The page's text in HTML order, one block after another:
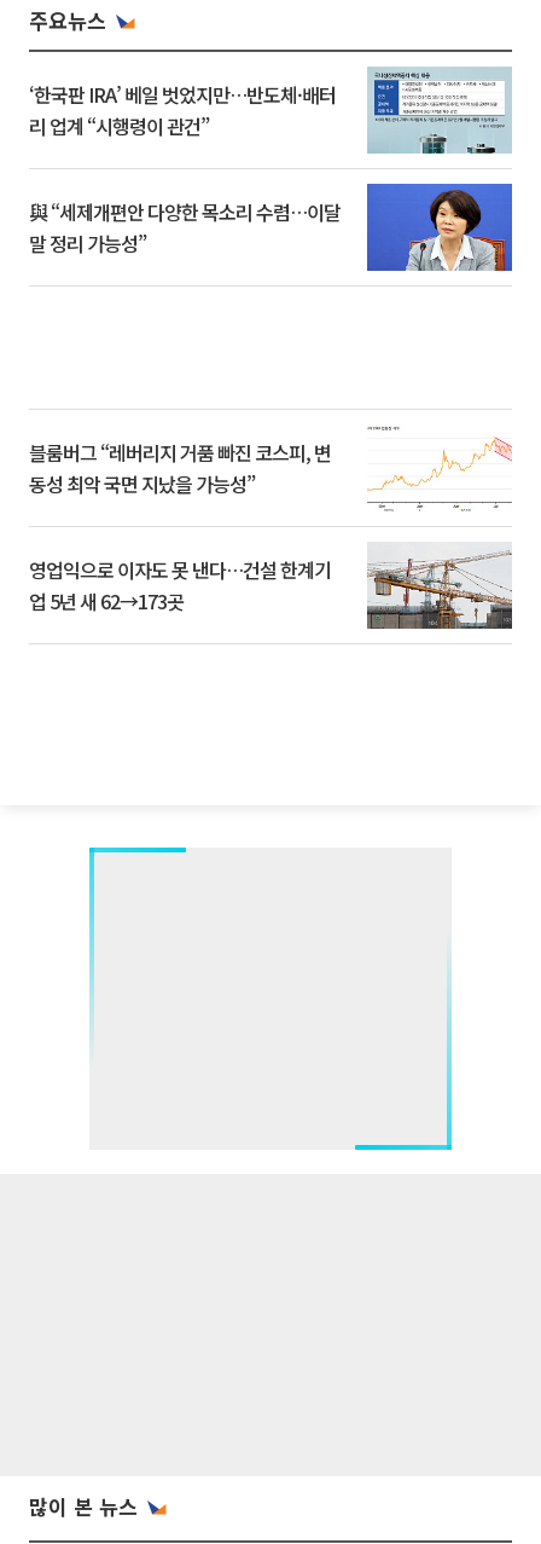
주요뉴스
‘한국판 IRA’ 베일 벗었지만…반도체·배터
리 업계 “시행령이 관건”
與 “세제개편안 다양한 목소리 수렴…이달
말 정리 가능성”
블룸버그 “레버리지 거품 빠진 코스피, 변
동성 최악 국면 지났을 가능성”
영업익으로 이자도 못 낸다…건설 한계기
업 5년 새 62→173곳
많이 본 뉴스